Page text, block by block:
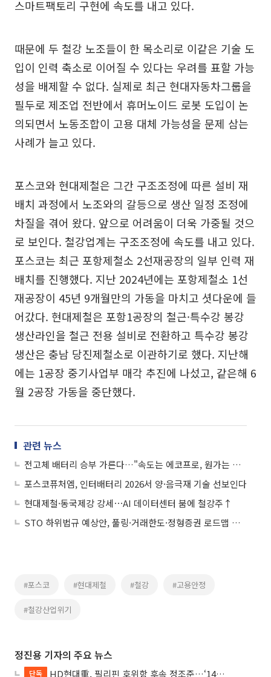
스마트팩토리 구현에 속도를 내고 있다.
때문에 두 철강 노조들이 한 목소리로 이같은 기술 도
입이 인력 축소로 이어질 수 있다는 우려를 표할 가능
성을 배제할 수 없다. 실제로 최근 현대자동차그룹을
필두로 제조업 전반에서 휴머노이드 로봇 도입이 논
의되면서 노동조합이 고용 대체 가능성을 문제 삼는
사례가 늘고 있다.
포스코와 현대제철은 그간 구조조정에 따른 설비 재
배치 과정에서 노조와의 갈등으로 생산 일정 조정에
차질을 겪어 왔다. 앞으로 어려움이 더욱 가중될 것으
로 보인다. 철강업계는 구조조정에 속도를 내고 있다.
포스코는 최근 포항제철소 2선재공장의 일부 인력 재
배치를 진행했다. 지난 2024년에는 포항제철소 1선
재공장이 45년 9개월만의 가동을 마치고 셧다운에 들
어갔다. 현대제철은 포항1공장의 철근·특수강 봉강
생산라인을 철근 전용 설비로 전환하고 특수강 봉강
생산은 충남 당진제철소로 이관하기로 했다. 지난해
에는 1공장 중기사업부 매각 추진에 나섰고, 같은해 6
월 2공장 가동을 중단했다.
관련 뉴스
전고체 배터리 승부 가른다…"속도는 에코프로, 원가는 포스코"
포스코퓨처엠, 인터배터리 2026서 양·음극재 기술 선보인다
현대제철·동국제강 강세⋯AI 데이터센터 붐에 철강주↑
STO 하위법규 예상안, 풀링·거래한도·정형증권 로드맵 제시
#포스코 #현대제철 #철강 #고용안정
#철강산업위기
정진용 기자의 주요 뉴스
단독
HD현대重, 필리핀 호위함 후속 정조준…‘14척+α’ 싹쓸이 노린다